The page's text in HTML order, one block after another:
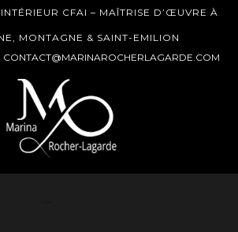
CFAI – MAÎTRISE D’ŒUVRE À
MONTAGNE & SAINT-EMILION
CONTACT@MARINAROCHERLAGARDE.COM